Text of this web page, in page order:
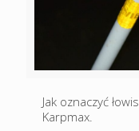
Jak oznaczyć
Karpmax.